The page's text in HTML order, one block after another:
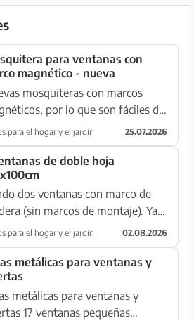
para ventanas con
magnético - nueva
mosquiteras con marcos
por lo que son fáciles de
Se puede ajustar el tamaño (el
máximo está en el embalaje)
en El Paraiso cerca de Sa
para el hogar y el jardín 25.07.2026
de doble hoja
dos ventanas con marco de
(sin marcos de montaje). Ya
sido retiradas y están listas para
en Cala Santanyí.
para el hogar y el jardín 02.08.2026
metálicas para ventanas y
metálicas para ventanas y
17 ventanas pequeñas